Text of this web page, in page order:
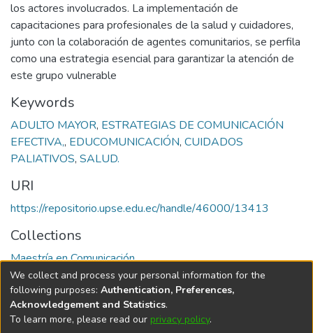
los actores involucrados. La implementación de
capacitaciones para profesionales de la salud y cuidadores,
junto con la colaboración de agentes comunitarios, se perfila
como una estrategia esencial para garantizar la atención de
este grupo vulnerable
Keywords
ADULTO MAYOR, ESTRATEGIAS DE COMUNICACIÓN
EFECTIVA,, EDUCOMUNICACIÓN, CUIDADOS
PALIATIVOS, SALUD.
URI
https://repositorio.upse.edu.ec/handle/46000/13413
Collections
Maestría en Comunicación
Full item page
DSpace softwarecopyright © 2002-2026
We collect and process your personal information for the
following purposes: Authentication, Preferences,
Acknowledgement and Statistics.
To learn more, please read our privacy policy.